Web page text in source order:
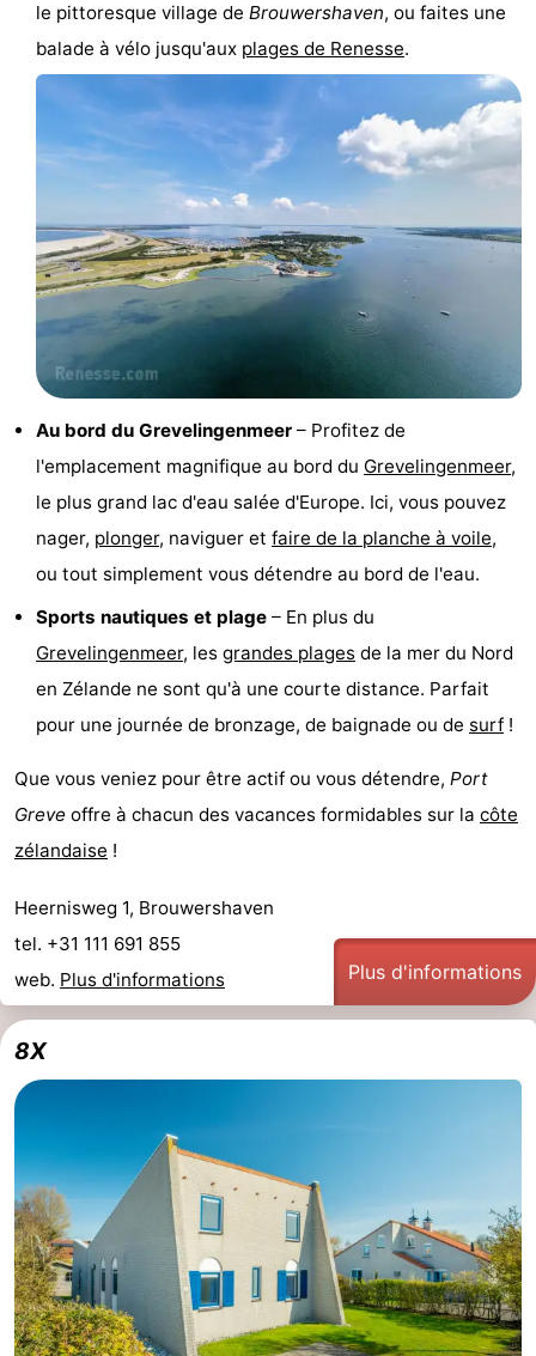
Musées
Monuments
Églises
Points
de
vue
Attractions
Croisières
Terrains
jeux
-
Aires
jeux
intérieures
Bowling
Parcours
mini-
Centres
bien-
Villages
Nature
guidées
Sports
-
Piscines
-
du
vélo
Randonnée
-
Équitation
de
golf
Surfen
-
Peche
Sportive
-
Equitation
Immersion
Observation
le pittoresque village de Brouwershaven, ou faites une
balade à vélo jusqu'aux plages de Renesse.
Au bord du Grevelingenmeer – Profitez de
l'emplacement magnifique au bord du Grevelingenmeer,
le plus grand lac d'eau salée d'Europe. Ici, vous pouvez
nager, plonger, naviguer et faire de la planche à voile,
ou tout simplement vous détendre au bord de l'eau.
Sports nautiques et plage – En plus du
Grevelingenmeer, les grandes plages de la mer du Nord
en Zélande ne sont qu'à une courte distance. Parfait
pour une journée de bronzage, de baignade ou de surf !
Que vous veniez pour être actif ou vous détendre, Port
Greve offre à chacun des vacances formidables sur la côte
zélandaise !
Heernisweg 1, Brouwershaven
tel. +31 111 691 855
web. Plus d'informations Plus d'informations
8X